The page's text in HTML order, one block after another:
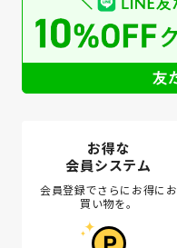
お得な
会員システム
会員登録でさらにお得にお
買い物を。